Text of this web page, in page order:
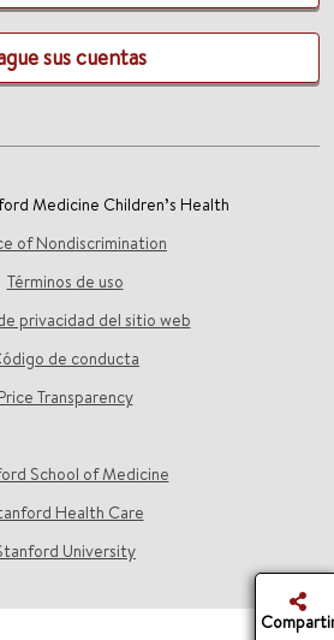
sus cuentas
Medicine Children’s Health
of Nondiscrimination
Términos de uso
privacidad del sitio web
de conducta
Price Transparency
School of Medicine
Health Care
University